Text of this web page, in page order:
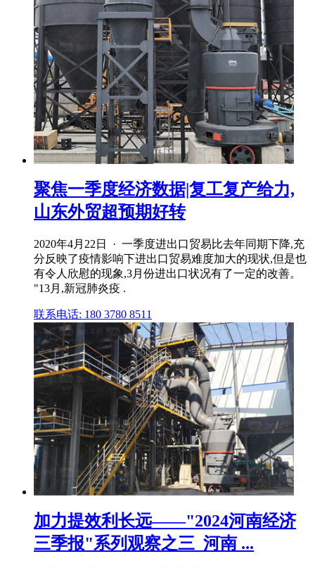
聚焦一季度经济数据|复工复产给力,
山东外贸超预期好转
2020年4月22日 · 一季度进出口贸易比去年同期下降,充
分反映了疫情影响下进出口贸易难度加大的现状,但是也
有令人欣慰的现象,3月份进出口状况有了一定的改善。
"13月,新冠肺炎疫 .
联系电话: 180 3780 8511
加力提效利长远——"2024河南经济
三季报"系列观察之三_河南 ...